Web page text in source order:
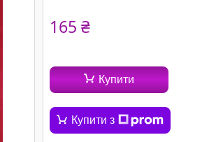
165 ₴
Купити
Купити з